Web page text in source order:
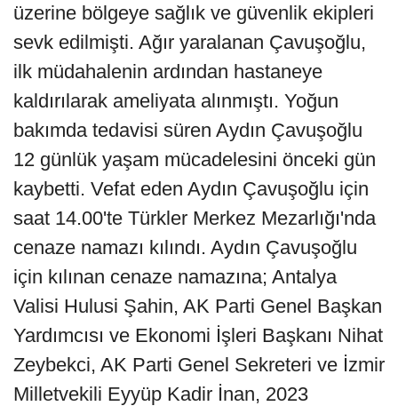
üzerine bölgeye sağlık ve güvenlik ekipleri
sevk edilmişti. Ağır yaralanan Çavuşoğlu,
ilk müdahalenin ardından hastaneye
kaldırılarak ameliyata alınmıştı. Yoğun
bakımda tedavisi süren Aydın Çavuşoğlu
12 günlük yaşam mücadelesini önceki gün
kaybetti. Vefat eden Aydın Çavuşoğlu için
saat 14.00'te Türkler Merkez Mezarlığı'nda
cenaze namazı kılındı. Aydın Çavuşoğlu
için kılınan cenaze namazına; Antalya
Valisi Hulusi Şahin, AK Parti Genel Başkan
Yardımcısı ve Ekonomi İşleri Başkanı Nihat
Zeybekci, AK Parti Genel Sekreteri ve İzmir
Milletvekili Eyyüp Kadir İnan, 2023